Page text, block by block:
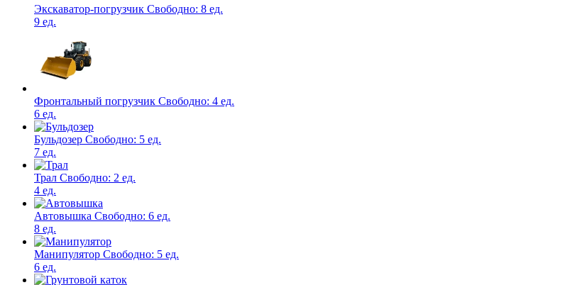
Экскаватор-погрузчик Свободно: 8 ед.
9 ед.
Фронтальный погрузчик Свободно: 4 ед.
6 ед.
Бульдозер Свободно: 5 ед.
7 ед.
Трал Свободно: 2 ед.
4 ед.
Автовышка Свободно: 6 ед.
8 ед.
Манипулятор Свободно: 5 ед.
6 ед.